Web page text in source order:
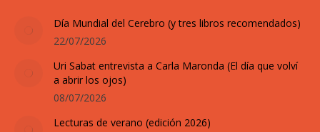
Día Mundial del Cerebro (y tres libros recomendados)
22/07/2026
Uri Sabat entrevista a Carla Maronda (El día que volví
a abrir los ojos)
08/07/2026
Lecturas de verano (edición 2026)